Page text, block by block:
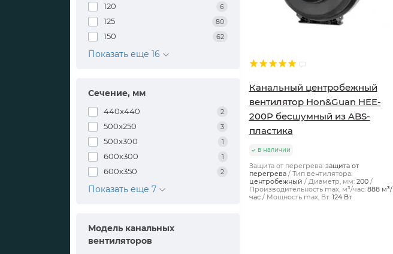
120 6
125 80
150 62
Показать еще 16
Сечение, мм
440x440 2
500x250 3
500x300 1
600x300 1
600x350 2
Показать еще 7
Модель канальных
вентиляторов
Канальный центробежный
вентилятор Hon&Guan HEE-
200P бесшумный из ABS-
пластика
в наличии
Защита от перегрева: защита от
перегрева
Тип вентилятора:
центробежный
Диаметр, мм: 200
Производительность max, м³/час: 888 м³/
час
Мощность max, Вт: 124 Вт